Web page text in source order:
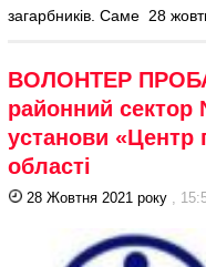
загарбників. Саме 28
ВОЛОНТЕР
районний сектор
установи «Центр
області
28 Жовтня 2021 року ,